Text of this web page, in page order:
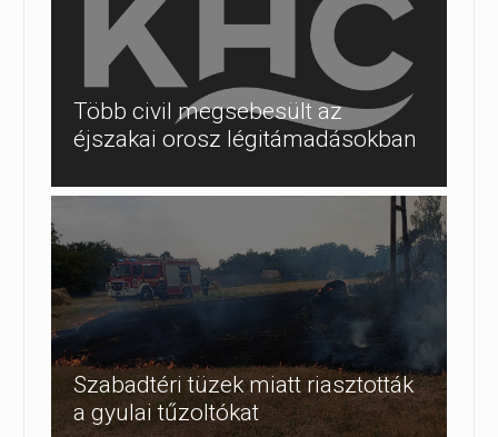
Több civil megsebesült az
éjszakai orosz légitámadásokban
Szabadtéri tüzek miatt riasztották
a gyulai tűzoltókat